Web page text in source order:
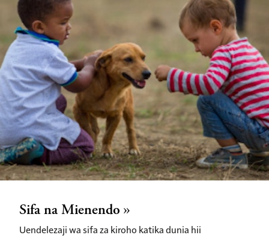
Sifa na Mienendo
Uendelezaji wa sifa za kiroho katika dunia hii